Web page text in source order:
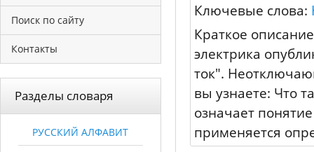
Поиск по сайту
Контакты
Разделы словаря
РУССКИЙ АЛФАВИТ
Ключевые слова:
Краткое
электрика
ток".
вы узнаете: Что
означает
применяется